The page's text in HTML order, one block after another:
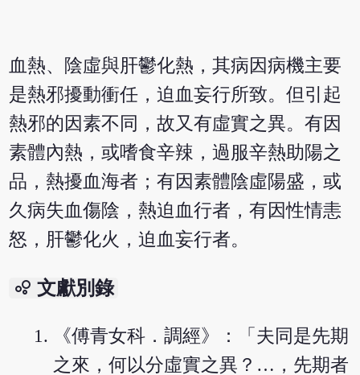
血熱、陰虛與肝鬱化熱，其病因病機主要
是熱邪擾動衝任，迫血妄行所致。但引起
熱邪的因素不同，故又有虛實之異。有因
素體內熱，或嗜食辛辣，過服辛熱助陽之
品，熱擾血海者；有因素體陰虛陽盛，或
久病失血傷陰，熱迫血行者，有因性情恚
怒，肝鬱化火，迫血妄行者。
bubble_chart 文獻別錄
《傅青女科．調經》：「夫同是先期
之來，何以分虛實之異？…，先期者